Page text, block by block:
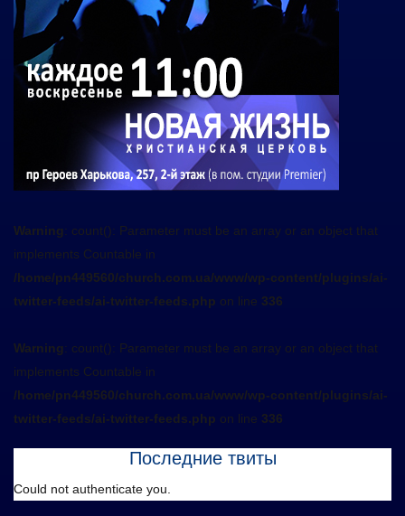
Warning: count(): Parameter must be an array or an object that
implements Countable in
/home/pn449560/church.com.ua/www/wp-content/plugins/ai-
twitter-feeds/ai-twitter-feeds.php on line 336
Warning: count(): Parameter must be an array or an object that
implements Countable in
/home/pn449560/church.com.ua/www/wp-content/plugins/ai-
twitter-feeds/ai-twitter-feeds.php on line 336
Последние твиты
Could not authenticate you.